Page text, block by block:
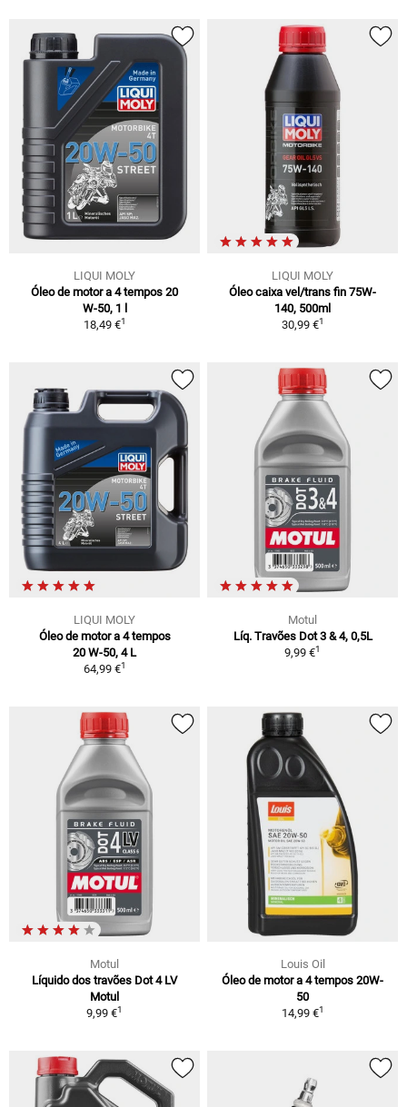
LIQUI MOLY
Óleo de motor a 4 tempos 20
W-50, 1 l
18,49 €1
LIQUI MOLY
Óleo caixa vel/trans fin 75W-
140, 500ml
30,99 €1
LIQUI MOLY
Óleo de motor a 4 tempos
20 W-50, 4 L
64,99 €1
Motul
Líq. Travões Dot 3 & 4, 0,5L
9,99 €1
Motul
Líquido dos travões Dot 4 LV
Motul
9,99 €1
Louis Oil
Óleo de motor a 4 tempos 20W-
50
14,99 €1